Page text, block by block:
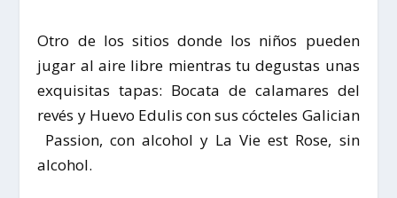
Otro de los sitios donde los niños pueden
jugar al aire libre mientras tu degustas unas
exquisitas tapas: Bocata de calamares del
revés y Huevo Edulis con sus cócteles Galician
Passion, con alcohol y La Vie est Rose, sin
alcohol.